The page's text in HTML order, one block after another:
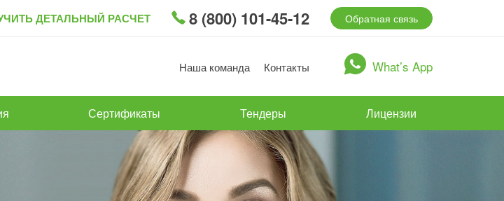
ДЕТАЛЬНЫЙ РАСЧЕТ 8 (800) 101-45-12 Обратная связь
Наша команда Контакты What’s App
Сертификаты Тендеры Лицензии